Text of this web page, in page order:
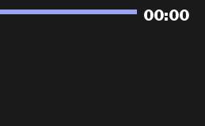
00:00